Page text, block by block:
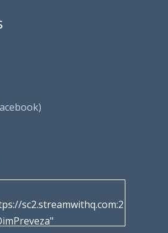
sc2.streamwithq.com:2